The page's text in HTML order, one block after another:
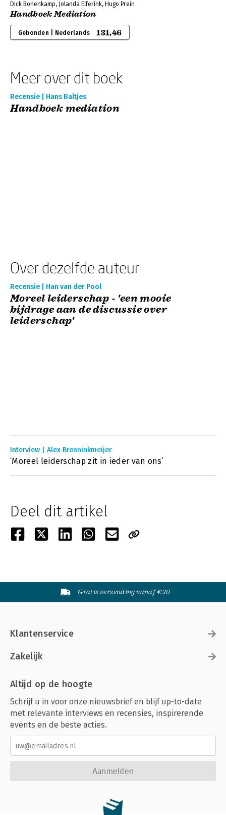
Dick Bonenkamp, Jolanda Elferink, Hugo Prein
Handboek Mediation
Gebonden | Nederlands 131,46
Meer over dit boek
Recensie | Hans Baltjes
Handboek mediation
Over dezelfde auteur
Recensie | Han van der Pool
Moreel leiderschap - 'een mooie
bijdrage aan de discussie over
leiderschap'
Interview | Alex Brenninkmeijer
‘Moreel leiderschap zit in ieder van ons’
Deel dit artikel
Gratis verzending vanaf €20
Klantenservice
Zakelijk
Altijd op de hoogte
Schrijf u in voor onze nieuwsbrief en blijf up-to-date
met relevante interviews en recensies, inspirerende
events en de beste acties.
Aanmelden